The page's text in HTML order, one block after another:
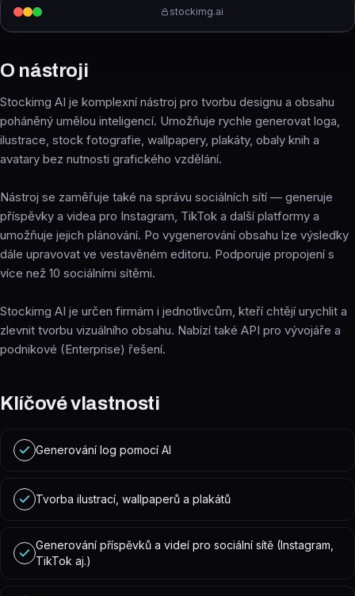
stockimg.ai
O nástroji
Stockimg AI je komplexní nástroj pro tvorbu designu a obsahu
poháněný umělou inteligencí. Umožňuje rychle generovat loga,
ilustrace, stock fotografie, wallpapery, plakáty, obaly knih a
avatary bez nutnosti grafického vzdělání.
Nástroj se zaměřuje také na správu sociálních sítí — generuje
příspěvky a videa pro Instagram, TikTok a další platformy a
umožňuje jejich plánování. Po vygenerování obsahu lze výsledky
dále upravovat ve vestavěném editoru. Podporuje propojení s
více než 10 sociálními sítěmi.
Stockimg AI je určen firmám i jednotlivcům, kteří chtějí urychlit a
zlevnit tvorbu vizuálního obsahu. Nabízí také API pro vývojáře a
podnikové (Enterprise) řešení.
Klíčové vlastnosti
Generování log pomocí AI
Tvorba ilustrací, wallpaperů a plakátů
Generování příspěvků a videí pro sociální sítě (Instagram,
TikTok aj.)